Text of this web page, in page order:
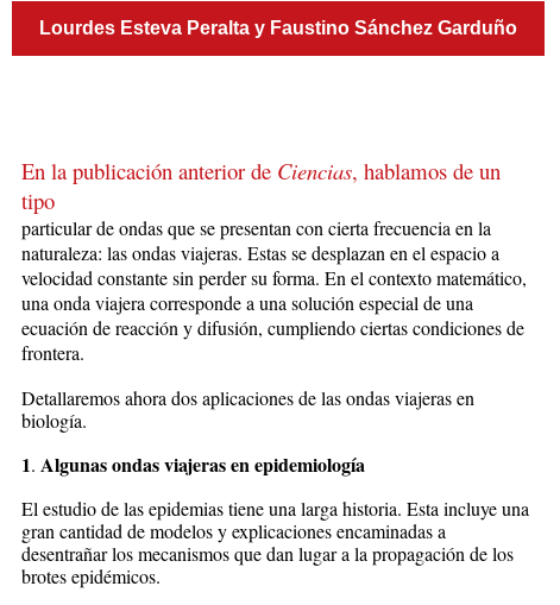
Lourdes Esteva Peralta y Faustino Sánchez Garduño
En la publicación anterior de Ciencias, hablamos de un
tipo
particular de ondas que se presentan con cierta frecuencia en la
naturaleza: las ondas viajeras. Estas se desplazan en el espacio a
velocidad constante sin perder su forma. En el contexto matemático,
una onda viajera corresponde a una solución especial de una
ecuación de reacción y difusión, cumpliendo ciertas condiciones de
frontera.
Detallaremos ahora dos aplicaciones de las ondas viajeras en
biología.
1. Algunas ondas viajeras en epidemiología
El estudio de las epidemias tiene una larga historia. Esta incluye una
gran cantidad de modelos y explicaciones encaminadas a
desentrañar los mecanismos que dan lugar a la propagación de los
brotes epidémicos.